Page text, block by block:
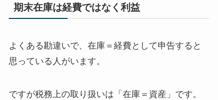
期末在庫は経費ではなく利益
よくある勘違いで、在庫＝経費として申告すると
思っている人がいます。
ですが税務上の取り扱いは「在庫＝資産」です。